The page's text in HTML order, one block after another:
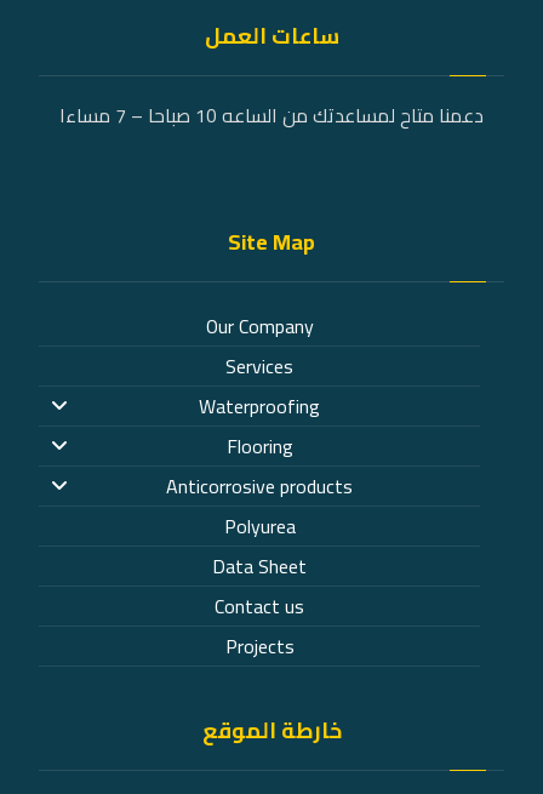
ساعات العمل
دعمنا متاح لمساعدتك من الساعه 10 صباحا – 7 مساءا
Site Map
Our Company
Services
Waterproofing
Flooring
Anticorrosive products
Polyurea
Data Sheet
Contact us
Projects
خارطة الموقع